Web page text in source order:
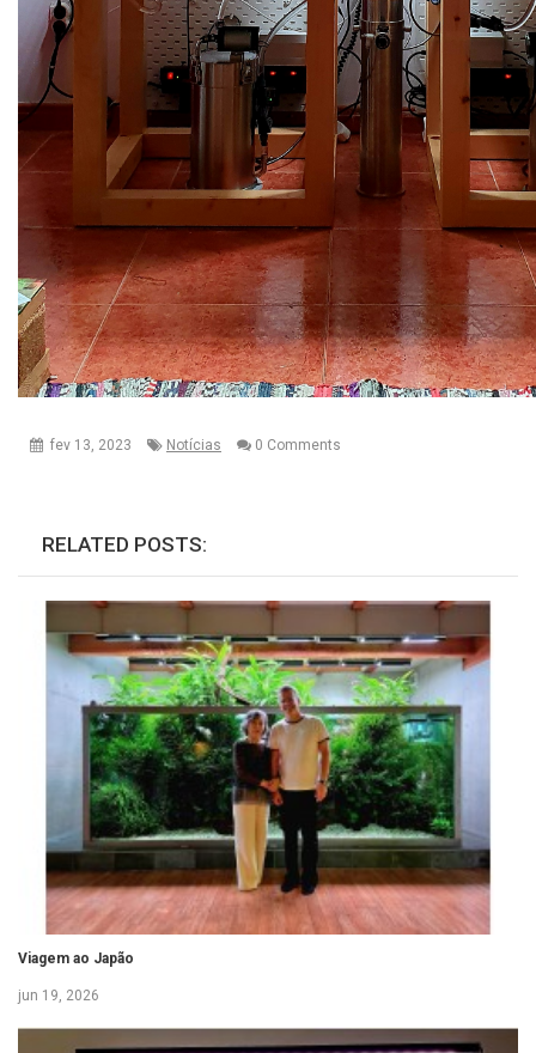
fev 13, 2023 Notícias 0 Comments
RELATED POSTS:
Viagem ao Japão
jun 19, 2026